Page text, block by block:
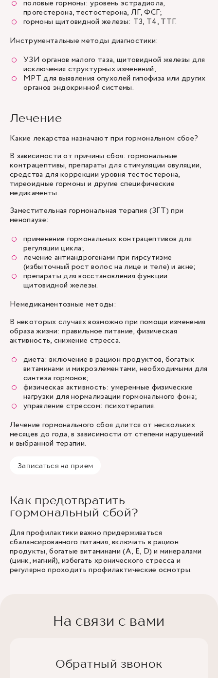
половые гормоны: уровень эстрадиола,
прогестерона, тестостерона, ЛГ, ФСГ;
гормоны щитовидной железы: Т3, Т4, ТТГ.
Инструментальные методы диагностики:
УЗИ органов малого таза, щитовидной железы для
исключения структурных изменений;
МРТ для выявления опухолей гипофиза или других
органов эндокринной системы.
Лечение
Какие лекарства назначают при гормональном сбое?
В зависимости от причины сбоя: гормональные
контрацептивы, препараты для стимуляции овуляции,
средства для коррекции уровня тестостерона,
тиреоидные гормоны и другие специфические
медикаменты.
Заместительная гормональная терапия (ЗГТ) при
менопаузе:
применение гормональных контрацептивов для
регуляции цикла;
лечение антиандрогенами при гирсутизме
(избыточный рост волос на лице и теле) и акне;
препараты для восстановления функции
щитовидной железы.
Немедикаментозные методы:
В некоторых случаях возможно при помощи изменения
образа жизни: правильное питание, физическая
активность, снижение стресса.
диета: включение в рацион продуктов, богатых
витаминами и микроэлементами, необходимыми для
синтеза гормонов;
физическая активность: умеренные физические
нагрузки для нормализации гормонального фона;
управление стрессом: психотерапия.
Лечение гормонального сбоя длится от нескольких
месяцев до года, в зависимости от степени нарушений
и выбранной терапии.
Записаться на прием
Как предотвратить
гормональный сбой?
Для профилактики важно придерживаться
сбалансированного питания, включать в рацион
продукты, богатые витаминами (А, Е, D) и минералами
(цинк, магний), избегать хронического стресса и
регулярно проходить профилактические осмотры.
На связи с вами
Обратный звонок